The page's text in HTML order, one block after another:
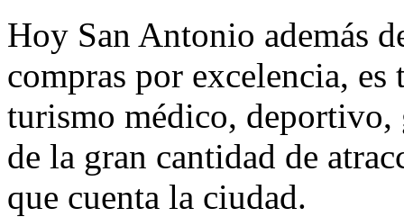
Hoy San Antonio además
compras por excelencia,
turismo médico, deportivo,
de la gran cantidad de
que cuenta la ciudad.